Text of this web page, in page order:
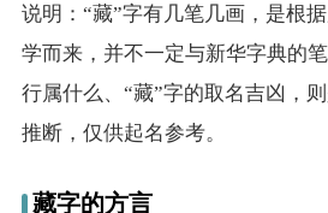
说明：“藏”字有几笔几画，是根
学而来，并不一定与新华字典的
行属什么、“藏”字的取名吉凶，
推断，仅供起名参考。
藏字的方言